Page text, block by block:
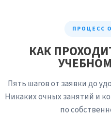
ПРОЦЕСС
КАК
Пять шагов от заявки до
Никаких очных занятий и
по